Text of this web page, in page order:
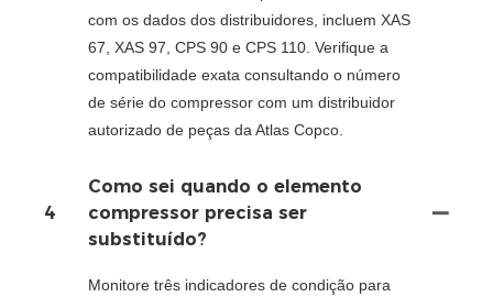
com os dados dos distribuidores, incluem XAS
67, XAS 97, CPS 90 e CPS 110. Verifique a
compatibilidade exata consultando o número
de série do compressor com um distribuidor
autorizado de peças da Atlas Copco.
4
Como sei quando o elemento
compressor precisa ser
substituído?
Monitore três indicadores de condição para